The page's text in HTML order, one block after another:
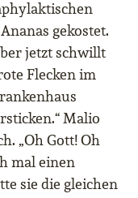
gekostet.
jetzt schwillt
Flecken im
Malio
„Oh Gott! Oh
mal einen
sie die gleichen